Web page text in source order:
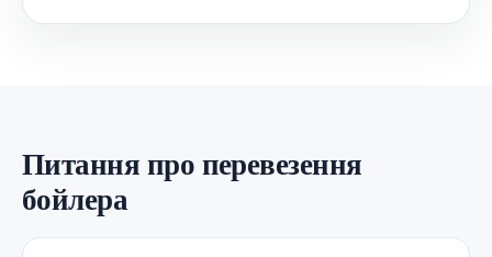
Питання про перевезення
бойлера